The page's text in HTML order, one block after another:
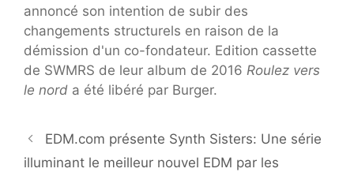
annoncé son intention de subir des
changements structurels en raison de la
démission d'un co-fondateur. Edition cassette
de SWMRS de leur album de 2016 Roulez vers
le nord a été libéré par Burger.
EDM.com présente Synth Sisters: Une série
illuminant le meilleur nouvel EDM par les